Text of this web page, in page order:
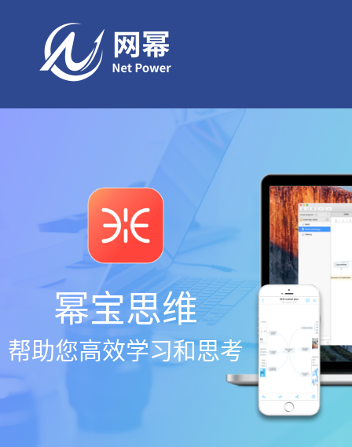
幂宝思维
帮助您高效学习和思考